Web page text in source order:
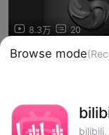
8.3万 20
zbrush灰度图生成模
Browse mode
网络文化经